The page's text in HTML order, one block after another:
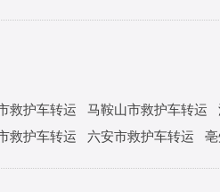
救护车转运 马鞍山市救护车转运
救护车转运 六安市救护车转运